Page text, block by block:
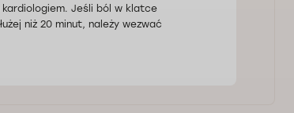
Jeśli ból w klatce
niż 20 minut, należy wezwać